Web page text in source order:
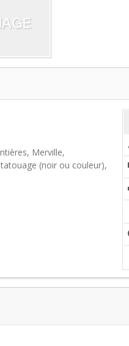
Merville,
(noir ou couleur),